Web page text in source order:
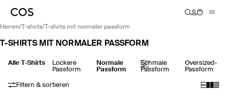
herren/ t-shirts/ t-shirts mit normaler passform
T-SHIRTS MIT NORMALER PASSFORM
Alle T-Shirts
Lockere
Passform
Normale
Passform
Schmale
Passform
Oversized-
Passform
Filtern & sortieren